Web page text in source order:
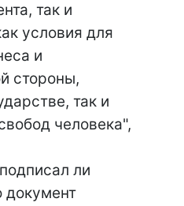
так и
условия для
и
стороны,
так и
человека",
ли
документ